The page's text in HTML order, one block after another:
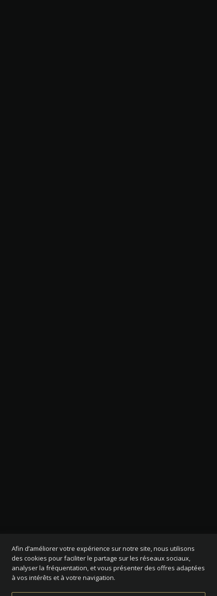
Afin d’améliorer votre expérience sur notre site, nous utilisons
des cookies pour faciliter le partage sur les réseaux sociaux,
analyser la fréquentation, et vous présenter des offres adaptées
à vos intérêts et à votre navigation.